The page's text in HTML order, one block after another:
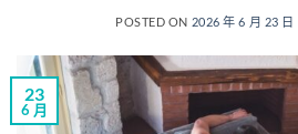
POSTED ON 2026 年 6 月 23 日
23
6 月